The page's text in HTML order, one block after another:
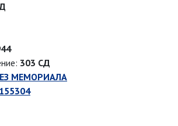
303 СД
МЕМОРИАЛА